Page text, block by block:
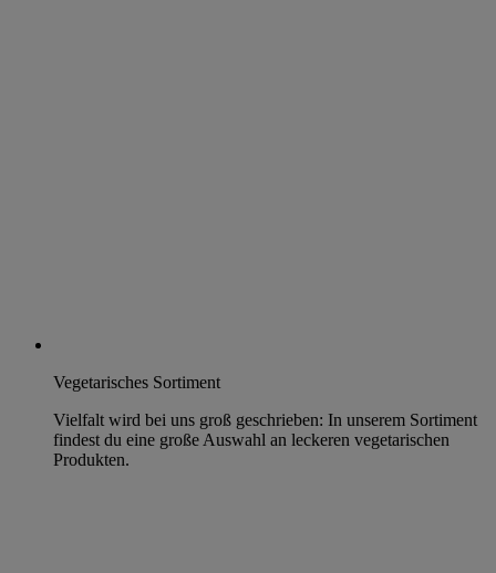
Vegetarisches Sortiment
Vielfalt wird bei uns groß geschrieben: In unserem Sortiment
findest du eine große Auswahl an leckeren vegetarischen
Produkten.